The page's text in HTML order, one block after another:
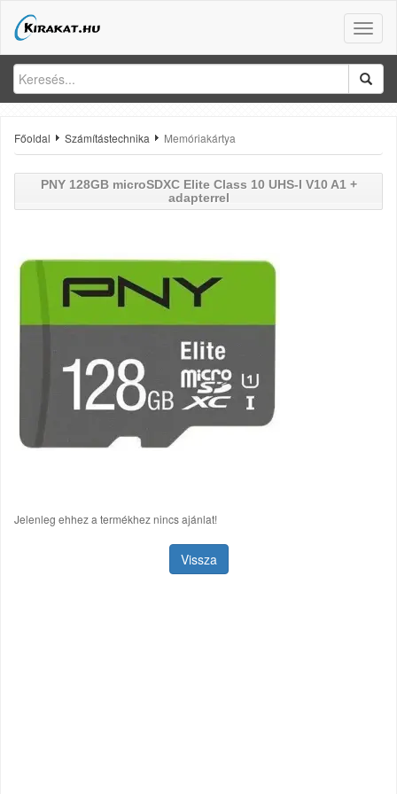
Toggle
Főoldal Számítástechnika Memóriakártya
PNY 128GB microSDXC Elite Class 10 UHS-I V10 A1 +
adapterrel
Jelenleg ehhez a termékhez nincs ajánlat!
Vissza